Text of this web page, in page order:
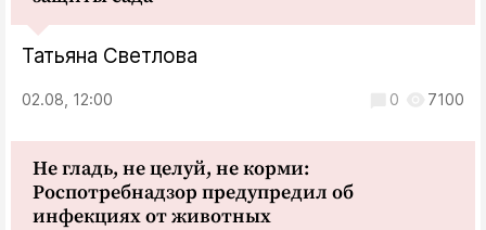
Татьяна Светлова
02.08, 12:00 0 7100
Не гладь, не целуй, не корми:
Роспотребнадзор предупредил об
инфекциях от животных